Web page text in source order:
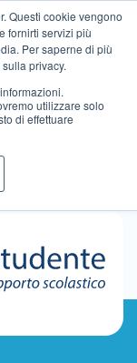
Questi cookie vengono
fornirti servizi più
Per saperne di più
privacy.
utilizzare solo
di effettuare